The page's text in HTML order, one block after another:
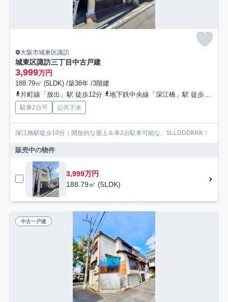
大阪市城東区諏訪
城東区諏訪三丁目中古戸建
3,999万円
188.79㎡ (5LDK) /築38年 /3階建
片町線「放出」駅 徒歩12分
地下鉄中央線「深江橋」駅 徒歩10分
駐車2台可 公共下水
深江橋駅徒歩10分｜開放的な屋上＆車2台駐車可能な、5LLDDDKKK！
販売中の物件
3,999万円
188.79㎡ (5LDK)
中古一戸建